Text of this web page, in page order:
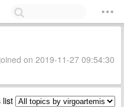
on 2019-11-27 09:54:30
list